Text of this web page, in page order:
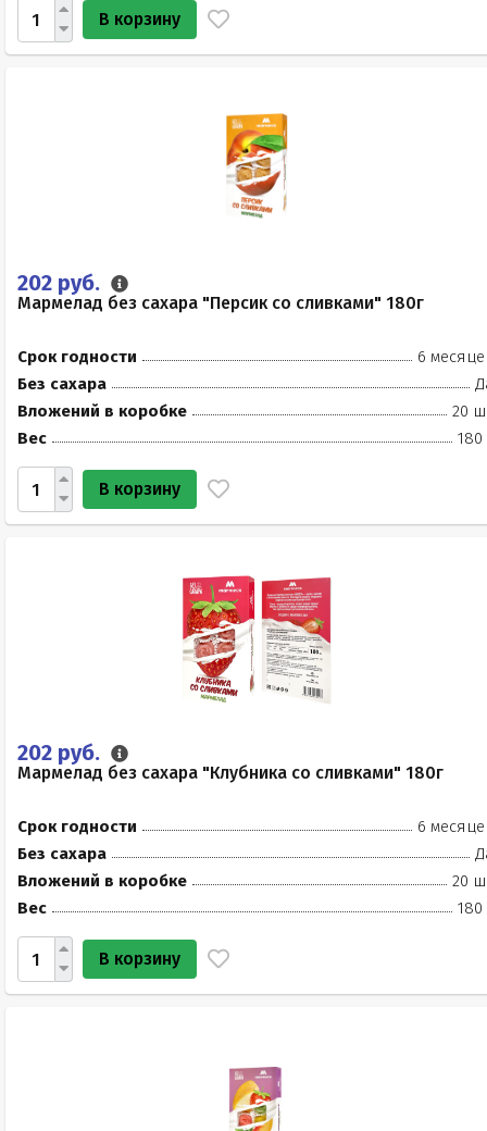
В корзину
202 руб.
Мармелад без сахара "Персик со сливками" 180г
Срок годности
6
Без сахара
Вложений в коробке
20
Вес
180
В корзину
202 руб.
Мармелад без сахара "Клубника со сливками" 180г
Срок годности
6
Без сахара
Вложений в коробке
20
Вес
180
В корзину